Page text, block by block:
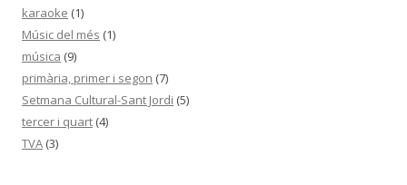
karaoke (1)
Músic del més (1)
música (9)
primària, primer i segon (7)
Setmana Cultural-Sant Jordi (5)
tercer i quart (4)
TVA (3)